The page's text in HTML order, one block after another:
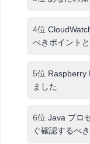
4位
べきポイント
5位 Raspberry
ました
6位 Java プロ
ぐ確認するべ